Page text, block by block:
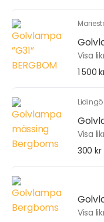
Visa
1 500
Lidingö
Visa
300 kr
Visa